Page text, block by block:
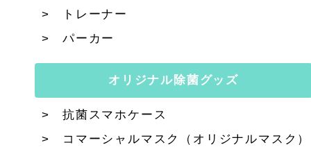
トレーナー
パーカー
オリジナル除菌グッズ
抗菌スマホケース
コマーシャルマスク（オリジナルマスク）